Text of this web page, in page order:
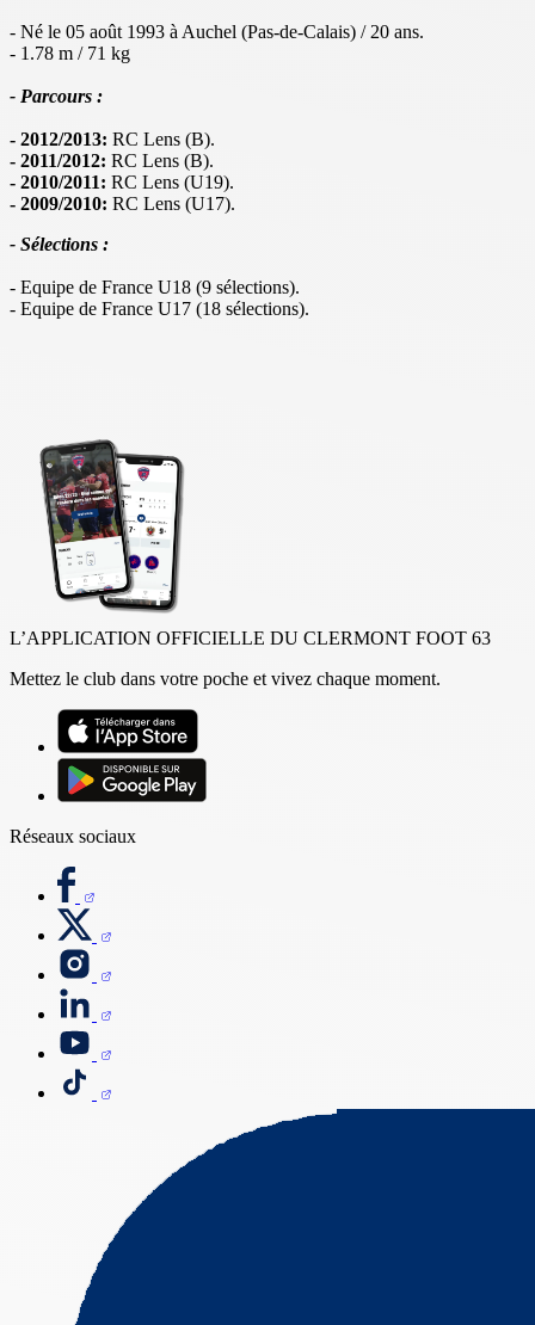
- Né le 05 août 1993 à Auchel (Pas-de-Calais) / 20 ans.
- 1.78 m / 71 kg
- Parcours :
- 2012/2013: RC Lens (B).
- 2011/2012: RC Lens (B).
- 2010/2011: RC Lens (U19).
- 2009/2010: RC Lens (U17).
- Sélections :
- Equipe de France U18 (9 sélections).
- Equipe de France U17 (18 sélections).
L’APPLICATION OFFICIELLE DU CLERMONT FOOT 63
Mettez le club dans votre poche et vivez chaque moment.
Réseaux sociaux